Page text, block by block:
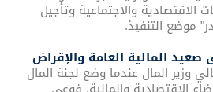
الاقتصادية والاجتماعية وتأجيل
موضع التنفيذ.
المالية العامة والإقراض
وزير المال عندما وضع لجنة المال